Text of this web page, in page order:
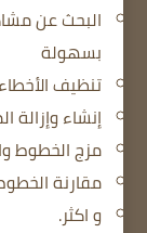
البحث عن
بسهولة
تنظيف
إنشاء وإزالة
مزج الخطوط
مقارنة
و اكثر.